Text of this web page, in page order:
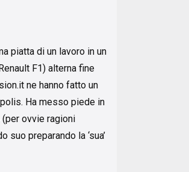
piatta di un lavoro in un
F1) alterna fine
ne hanno fatto un
Ha messo piede in
ovvie ragioni
suo preparando la ‘sua’